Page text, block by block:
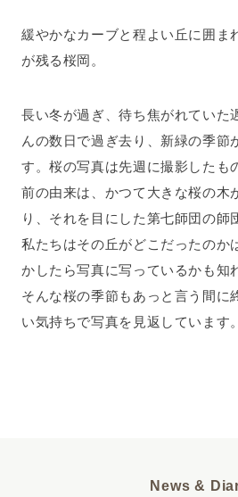
緩やかなカーブと程よい丘に囲ま
が残る桜岡。
長い冬が過ぎ、待ち焦がれていた
んの数日で過ぎ去り、新緑の季節
す。桜の写真は先週に撮影したも
前の由来は、かつて大きな桜の木
り、それを目にした第七師団の師
私たちはその丘がどこだったのか
かしたら写真に写っているかも知
そんな桜の季節もあっと言う間に
い気持ちで写真を見返しています。
News &